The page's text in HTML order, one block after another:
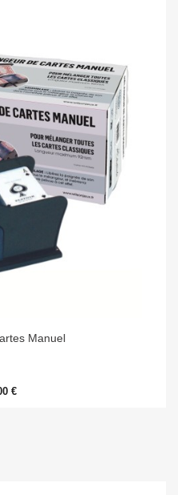
Manuel
€